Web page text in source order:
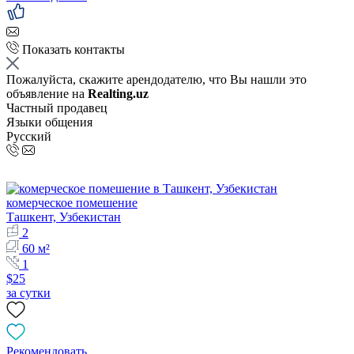
Показать контакты
Пожалуйста, скажите арендодателю, что Вы нашли это
объявление на Realting.uz
Частный продавец
Языки общения
Русский
комерческое помешение
Ташкент, Узбекистан
2
60 м²
1
$25
за сутки
Рекомендовать